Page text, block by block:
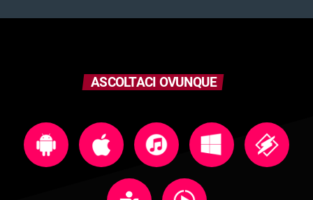
ASCOLTACI OVUNQUE